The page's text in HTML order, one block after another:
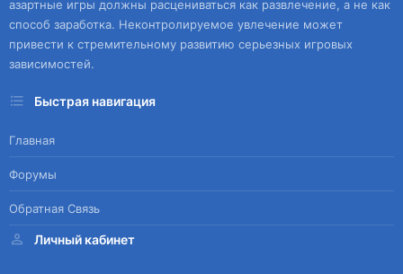
азартные игры должны расцениваться как развлечение, а не как
способ заработка. Неконтролируемое увлечение может
привести к стремительному развитию серьезных игровых
зависимостей.
Быстрая навигация
Главная
Форумы
Обратная Связь
Личный кабинет